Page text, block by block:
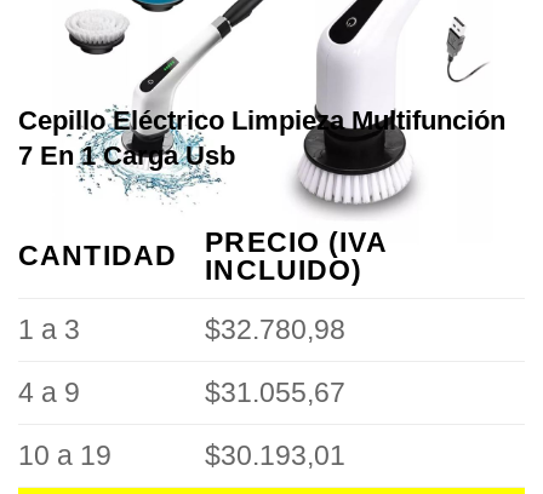
Cepillo Eléctrico Limpieza Multifunción
7 En 1 Carga Usb
CANTIDAD
PRECIO (IVA
INCLUIDO)
1 a 3
$32.780,98
4 a 9 $31.055,67
10 a 19 $30.193,01